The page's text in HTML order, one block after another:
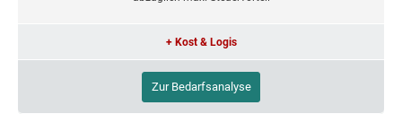
+ Kost & Logis
Zur Bedarfsanalyse